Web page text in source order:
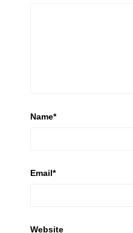
Name*
Email*
Website